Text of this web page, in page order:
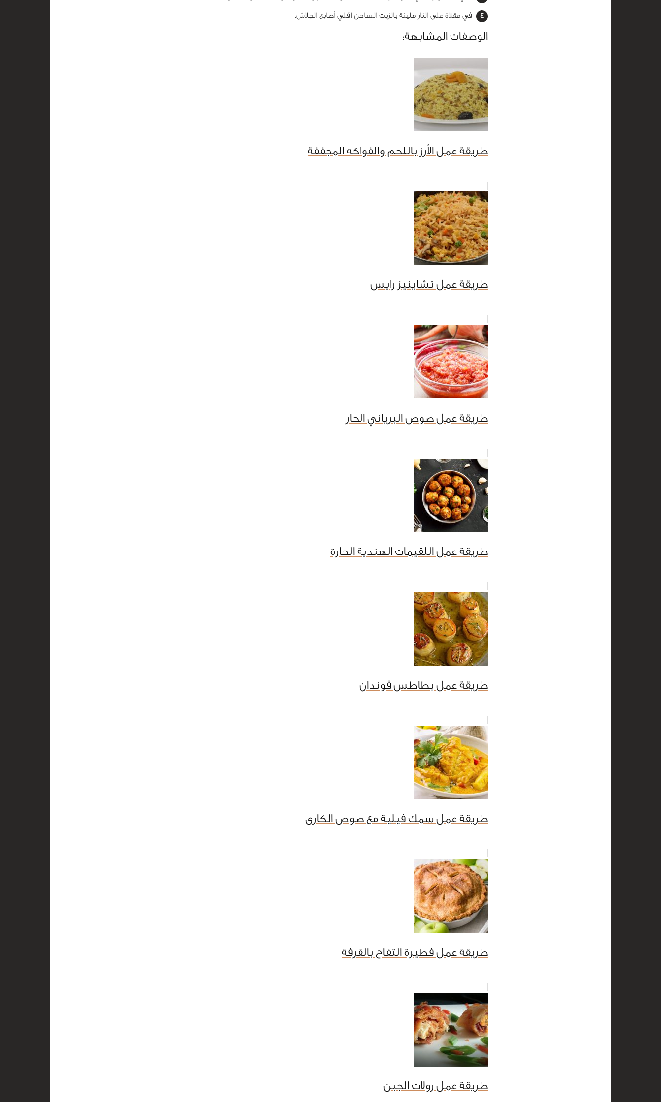
في مقلاة على النار مليئة بالزيت الساخن اقلي أصابع الجلاش.
الوصفات المشابهة:
طريقة عمل الأرز باللحم والفواكه المجففة
طريقة عمل تشاينيز رايس
طريقة عمل صوص البرياني الحار
طريقة عمل اللقيمات الهندية الحارة
طريقة عمل بطاطس فوندان
طريقة عمل سمك فيلية مع صوص الكارى
طريقة عمل فطيرة التفاح بالقرفة
طريقة عمل رولات الجبن